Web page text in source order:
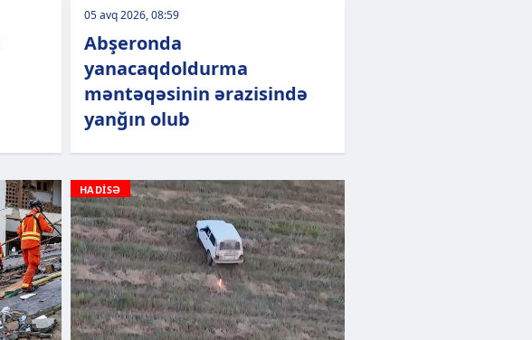
05 avq 2026, 08:59
Abşeronda
yanacaqdoldurma
məntəqəsinin ərazisində
yanğın olub
HADİSƏ